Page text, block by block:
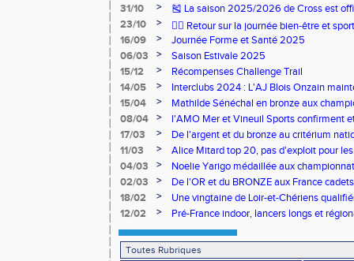
31/10
>
🎽 La saison 2025/2026 de Cross est
23/10
>
🧘‍♀️ Retour sur la journée bien-être et
16/09
>
Journée Forme et Santé 2025
06/03
>
Saison Estivale 2025
15/12
>
Récompenses Challenge Trail
14/05
>
Interclubs 2024 : L'AJ Blois Onzain
Romorantin en N2B
15/04 >
Mathilde Sénéchal en bronze aux
08/04
>
l'AMO Mer et Vineuil Sports confirment
benjamins
17/03 >
De l'argent et du bronze au critérium
11/03
>
Alice Mitard top 20, pas d'exploit pour
04/03
>
Noelie Yarigo médaillée aux
02/03
>
De l'OR et du BRONZE aux France
18/02
>
Une vingtaine de Loir-et-Chériens
12/02
> Pré-France indoor, lancers longs et